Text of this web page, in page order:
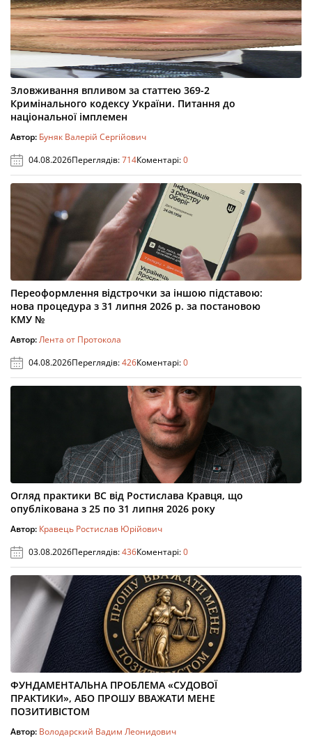
Зловживання впливом за статтею 369-2
Кримінального кодексу України. Питання до
національної імплемен
Автор: Буняк Валерій Сергійович
04.08.2026Переглядів:714Коментарі:0
Переоформлення відстрочки за іншою підставою:
нова процедура з 31 липня 2026 р. за постановою
КМУ №
Автор:Лента от Протокола
04.08.2026Переглядів:426Коментарі:0
Огляд практики ВС від Ростислава Кравця, що
опублікована з 25 по 31 липня 2026 року
Автор: Кравець Ростислав Юрійович
03.08.2026Переглядів:436Коментарі:0
ФУНДАМЕНТАЛЬНА ПРОБЛЕМА «СУДОВОЇ
ПРАКТИКИ», АБО ПРОШУ ВВАЖАТИ МЕНЕ
ПОЗИТИВІСТОМ
Автор: Володарский Вадим Леонидович